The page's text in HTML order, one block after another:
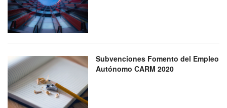
Subvenciones Fomento del Empleo
Autónomo CARM 2020